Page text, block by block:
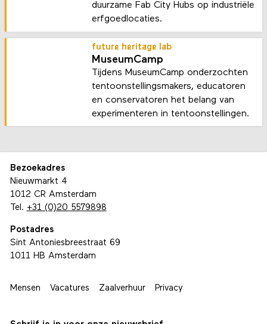
duurzame Fab City Hubs op industriële
erfgoedlocaties.
future heritage lab
MuseumCamp
Tijdens MuseumCamp onderzochten
tentoonstellingsmakers, educatoren
en conservatoren het belang van
experimenteren in tentoonstellingen.
Bezoekadres
Nieuwmarkt 4
1012 CR Amsterdam
Tel. +31 (0)20 5579898
Postadres
Sint Antoniesbreestraat 69
1011 HB Amsterdam
Mensen Vacatures Zaalverhuur Privacy